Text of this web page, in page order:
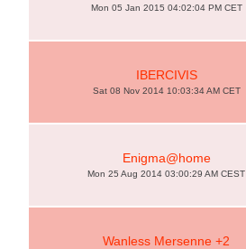
Mon 05 Jan 2015 04:02:04 PM CET
IBERCIVIS
Sat 08 Nov 2014 10:03:34 AM CET
Enigma@home
Mon 25 Aug 2014 03:00:29 AM CEST
Wanless Mersenne +2